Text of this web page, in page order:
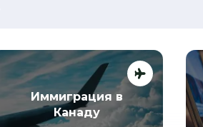
Иммиграция в
Канаду